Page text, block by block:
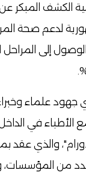
الكشف
لدعم صحة
الوصول إلى
جهود علماء
الأطباء في
والذي
من المؤسسات،